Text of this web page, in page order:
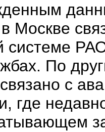
в Москве
системе
По
с
где